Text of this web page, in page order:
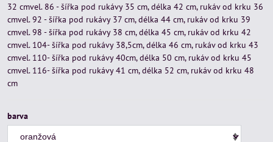
32 cmvel. 86 - šířka pod rukávy 35 cm, délka 42 cm, rukáv od krku 36
cmvel. 92 - šířka pod rukávy 37 cm, délka 44 cm, rukáv od krku 39
cmvel. 98 - šířka pod rukávy 38 cm, délka 45 cm, rukáv od krku 42
cmvel. 104- šířka pod rukávy 38,5cm, délka 46 cm, rukáv od krku 43
cmvel. 110- šířka pod rukávy 40cm, délka 50 cm, rukáv od krku 45
cmvel. 116- šířka pod rukávy 41 cm, délka 52 cm, rukáv od krku 48
cm
barva